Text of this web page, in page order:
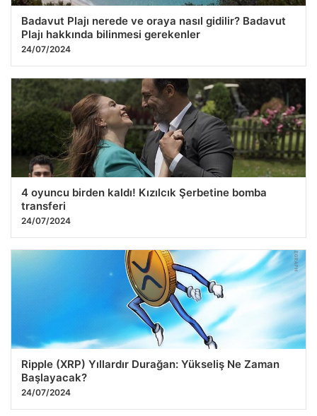
Badavut Plajı nerede ve oraya nasıl gidilir? Badavut
Plajı hakkında bilinmesi gerekenler
24/07/2024
4 oyuncu birden kaldı! Kızılcık Şerbetine bomba
transferi
24/07/2024
Ripple (XRP) Yıllardır Durağan: Yükseliş Ne Zaman
Başlayacak?
24/07/2024